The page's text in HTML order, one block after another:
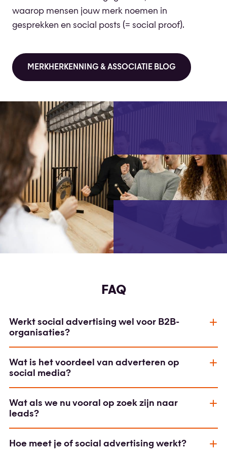
waarop mensen jouw merk noemen in
gesprekken en social posts (= social proof).
MERKHERKENNING & ASSOCIATIE BLOG
FAQ
Werkt social advertising wel voor B2B-
organisaties?
Wat is het voordeel van adverteren op
social media?
Wat als we nu vooral op zoek zijn naar
leads?
Hoe meet je of social advertising werkt?